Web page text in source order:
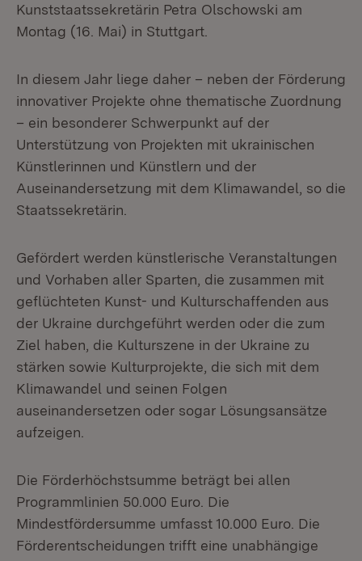
Kunststaatssekretärin Petra Olschowski am
Montag (16. Mai) in Stuttgart.
In diesem Jahr liege daher – neben der Förderung
innovativer Projekte ohne thematische Zuordnung
– ein besonderer Schwerpunkt auf der
Unterstützung von Projekten mit ukrainischen
Künstlerinnen und Künstlern und der
Auseinandersetzung mit dem Klimawandel, so die
Staatssekretärin.
Gefördert werden künstlerische Veranstaltungen
und Vorhaben aller Sparten, die zusammen mit
geflüchteten Kunst- und Kulturschaffenden aus
der Ukraine durchgeführt werden oder die zum
Ziel haben, die Kulturszene in der Ukraine zu
stärken sowie Kulturprojekte, die sich mit dem
Klimawandel und seinen Folgen
auseinandersetzen oder sogar Lösungsansätze
aufzeigen.
Die Förderhöchstsumme beträgt bei allen
Programmlinien 50.000 Euro. Die
Mindestfördersumme umfasst 10.000 Euro. Die
Förderentscheidungen trifft eine unabhängige